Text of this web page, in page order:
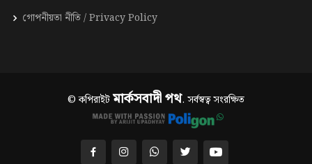
গোপনীয়তা নীতি / Privacy Policy
© কপিরাইটমার্কসবাদী পথ. সর্বস্বত্ব সংরক্ষিত